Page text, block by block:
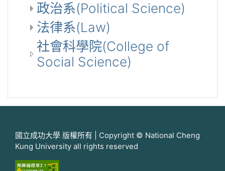
政治系(Political Science)
法律系(Law)
社會科學院(College of
Social Science)
國立成功大學 版權所有 | Copyright © National Cheng
Kung University all rights reserved